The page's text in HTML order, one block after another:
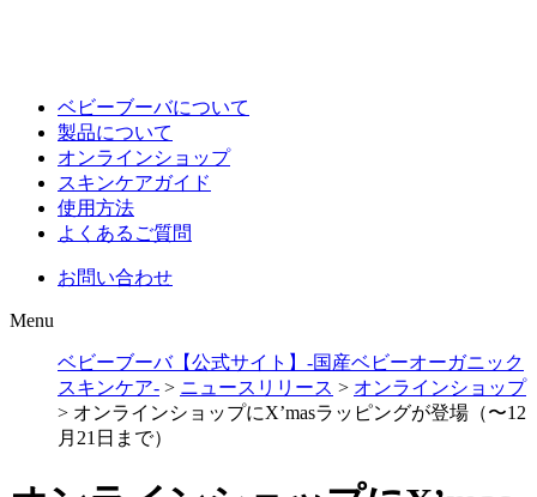
ベビーブーバについて
製品について
オンラインショップ
スキンケアガイド
使用方法
よくあるご質問
お問い合わせ
Menu
ベビーブーバ【公式サイト】-国産ベビーオーガニック
スキンケア- > ニュースリリース > オンラインショップ
> オンラインショップにX’masラッピングが登場（〜12
月21日まで）